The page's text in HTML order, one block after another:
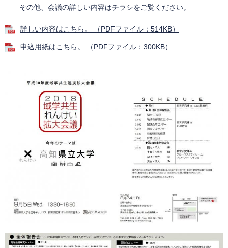
その他、会議の詳しい内容はチラシをご覧ください。
詳しい内容はこちら。 （PDFファイル：514KB）
申込用紙はこちら。 （PDFファイル：300KB）